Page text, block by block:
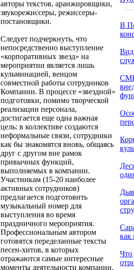
авторы текстов, аранжировщики,
звукорежиссеры, режиссеры-
постановщики.
Следует подчеркнуть, что
непосредственно выступление
«корпоративных звезд» на
мероприятии является лишь
кульминацией, венцом
совместной работы сотрудников
Компании. В процессе «звездной»
подготовки, помимо творческой
реализации персонала,
достигается еще одна важная
цель: в коллективе создаются
неформальные связи, сотрудники
как бы знакомятся вновь, общаясь
друг с другом вне рамок
привычных функций,
выполняемых в компании.
Участникам (15-20 наиболее
активных сотрудников)
предлагается подготовить
музыкальный номер для
выступления во время
праздничного мероприятия.
Профессиональным автором
готовятся переделанные тексты
песен-хитов, в которых
отражаются самые интересные
моменты деятельности компании.
В
как
Что